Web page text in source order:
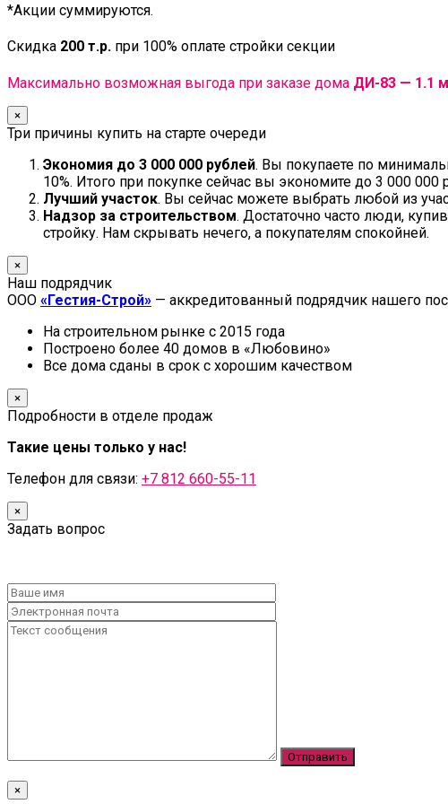
*Акции суммируются.
Скидка 200 т.р. при 100% оплате стройки секции
Максимально возможная выгода при заказе дома ДИ-83 — 1.1
×
Три причины купить на старте очереди
Экономия до 3 000 000 рублей. Вы покупаете по
10%. Итого при покупке сейчас вы экономите до 3 000 000
Лучший участок. Вы сейчас можете выбрать любой из
Надзор за строительством. Достаточно часто люди,
стройку. Нам скрывать нечего, а покупателям спокойней.
×
Наш подрядчик
ООО «Гестия-Строй» — аккредитованный подрядчик нашего
На строительном рынке с 2015 года
Построено более 40 домов в «Любовино»
Все дома сданы в срок с хорошим качеством
×
Подробности в отделе продаж
Такие цены только у нас!
Телефон для связи: +7 812 660-55-11
×
Задать вопрос
×